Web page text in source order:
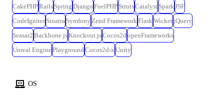
CakePHPRails Spring Django FuelPHP StrutsCatalyst SparkJSF
CodeIgniter Sinatra SymfonyZend FrameworkFlaskWicketjQuery
Seasar2 Backbone.jsKnockout.jsCocos2d openFrameworks
Unreal EnginePlayground Cocos2d-x Unity
OS